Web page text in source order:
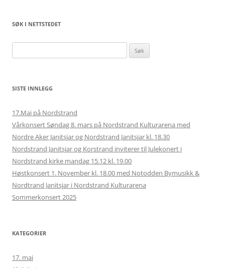
SØK I NETTSTEDET
etter:
SISTE INNLEGG
17.Mai på Nordstrand
Vårkonsert Søndag 8. mars på Nordstrand Kulturarena med
Nordre Aker Janitsjar og Nordstrand Janitsjar kl. 18.30
Nordstrand Janitsjar og Korstrand inviterer til Julekonert i
Nordstrand kirke mandag 15.12 kl. 19.00
Høstkonsert 1. November kl. 18.00 med Notodden Bymusikk &
Nordtrand Janitsjar i Nordstrand Kulturarena
Sommerkonsert 2025
KATEGORIER
17. mai